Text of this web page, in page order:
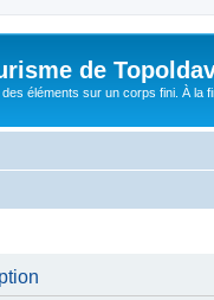
de
éléments sur un corps fini. À la